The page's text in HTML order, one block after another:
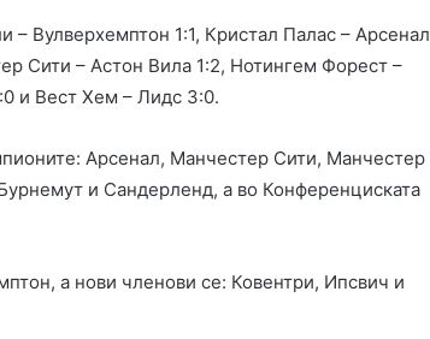
– Вулверхемптон 1:1, Кристал Палас – Арсенал
Сити – Астон Вила 1:2, Нотингем Форест –
и Вест Хем – Лидс 3:0.
Арсенал, Манчестер Сити, Манчестер
и Сандерленд, а во Конференциската
а нови членови се: Ковентри, Ипсвич и